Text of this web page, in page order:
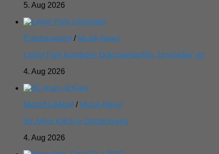
5. Aug 2026
Entertainment / Musik-News
Linkin Park kündigen Dokumentarfilm „Unshatter“ an
4. Aug 2026
Metal/NuMetal / Musik-News
50 Jahre KISS in Deutschland
4. Aug 2026